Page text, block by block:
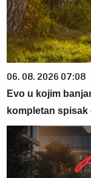
06. 08. 2026 07:08
Evo u kojim
kompletan